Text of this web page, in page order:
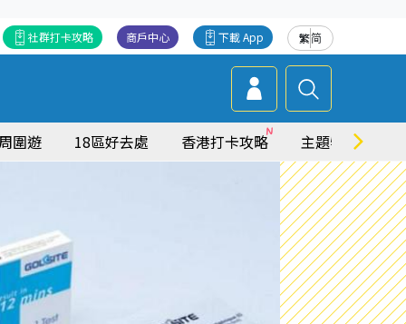
繁简
下載 App
商戶中心
社群打卡攻略
圍遊 18區好去處 香港打卡攻略 主題特集